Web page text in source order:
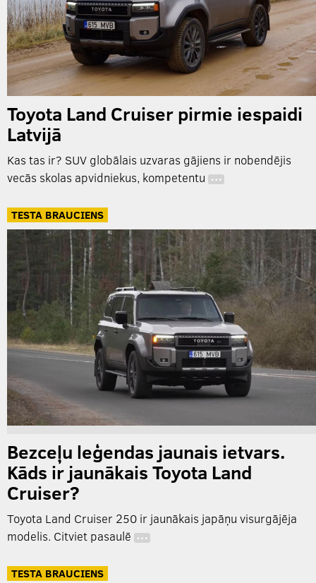
Toyota Land Cruiser pirmie iespaidi
Latvijā
Kas tas ir? SUV globālais uzvaras gājiens ir nobendējis
vecās skolas apvidniekus, kompetentu …
TESTA BRAUCIENS
Bezceļu leģendas jaunais ietvars.
Kāds ir jaunākais Toyota Land
Cruiser?
Toyota Land Cruiser 250 ir jaunākais japāņu visurgājēja
modelis. Citviet pasaulē …
TESTA BRAUCIENS